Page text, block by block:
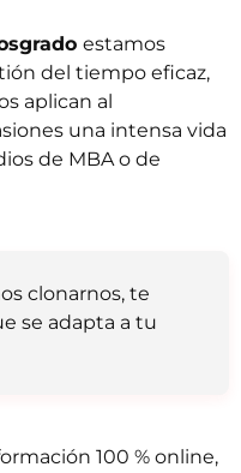
estamos
del tiempo eficaz,
aplican al
una intensa vida
de MBAo de
clonarnos, te
se adapta a tu
100 % online,